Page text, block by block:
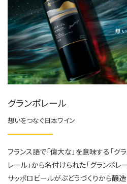
グランポレール
想いをつなぐ日本ワイン
フランス語で「偉大な」を意味する「グ
レール」から​名付けられた「グランポレ
サッポロビールがぶどうづくりから醸